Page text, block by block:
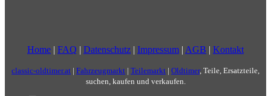
Home | FAQ | Datenschutz | Impressum | AGB | Kontakt
classic-oldtimer.at | Fahrzeugmarkt | Teilemarkt | Oldtimer, Teile, Ersatzteile,
suchen, kaufen und verkaufen.